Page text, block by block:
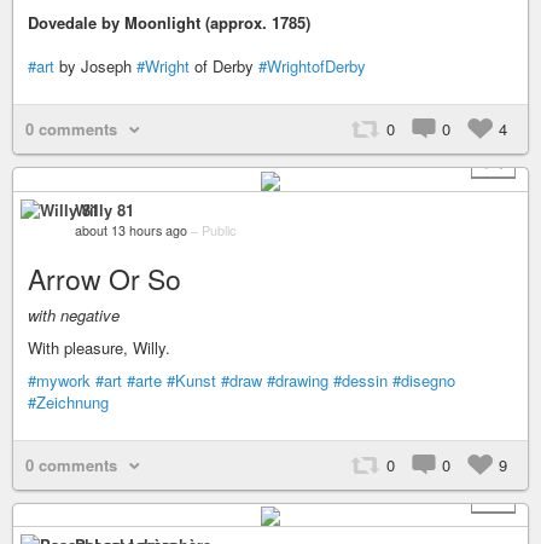
Dovedale by Moonlight (approx. 1785)
#art by Joseph #Wright of Derby #WrightofDerby
0 comments 0 0
4
+ 1
Willy 81
about 13 hours ago – Public
Arrow Or So
with negative
With pleasure, Willy.
#mywork #art #arte #Kunst #draw #drawing #dessin #disegno
#Zeichnung
0 comments 0 0
9
+ 1